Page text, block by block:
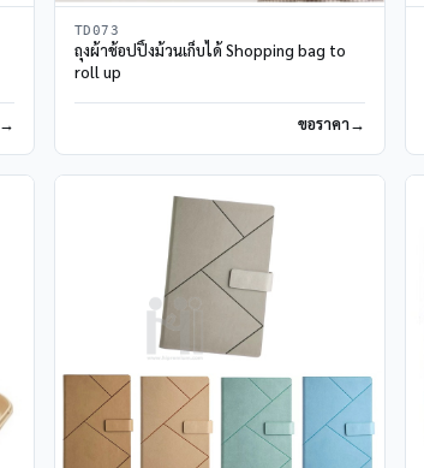
TD073
ถุงผ้าช้อปปิ้งม้วนเก็บได้ Shopping bag to
roll up
ขอราคา